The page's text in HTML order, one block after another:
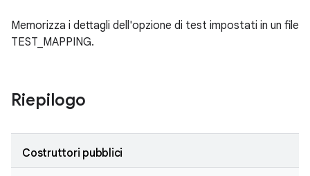
Memorizza i dettagli dell'opzione di test impostati in un file
TEST_MAPPING.
Riepilogo
Costruttori pubblici